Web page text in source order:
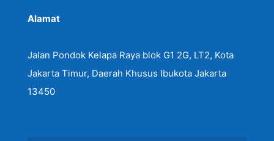
Alamat
Jalan Pondok Kelapa Raya blok G1 2G, LT2, Kota
Jakarta Timur, Daerah Khusus Ibukota Jakarta
13450